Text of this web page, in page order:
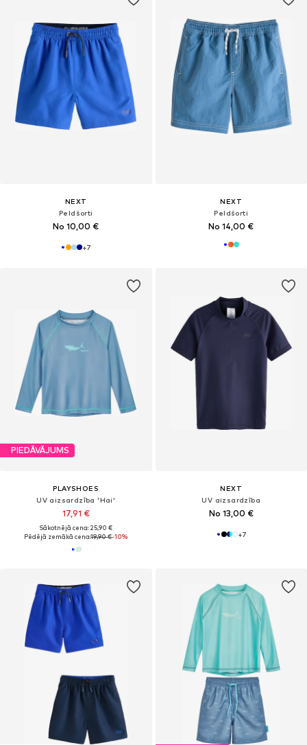
NEXT
Peldšorti
No 10,00 €
+7
NEXT
Peldšorti
No 14,00 €
PIEDĀVĀJUMS
PLAYSHOES
UV aizsardzība 'Hai'
17,91 €
Sākotnējā cena: 25,90 €
Pēdējā zemākā cena:19,90 €-10%
NEXT
UV aizsardzība
No 13,00 €
+7